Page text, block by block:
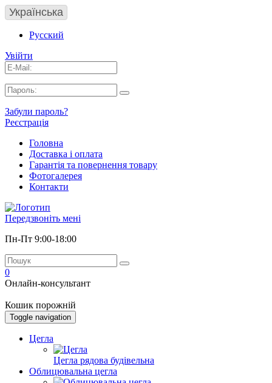
Українська
Русский
Увійти
Забули пароль?
Реєстрація
Головна
Доставка і оплата
Гарантія та повернення товару
Фотогалерея
Контакти
Передзвоніть мені
Пн-Пт 9:00-18:00
0
Онлайн-консультант
Кошик порожній
Toggle navigation
Цегла
Цегла рядова будівельна
Облицювальна цегла